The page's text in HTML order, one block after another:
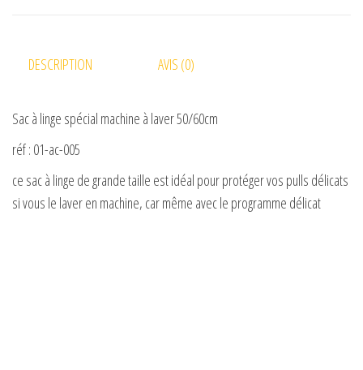
DESCRIPTION AVIS (0)
Sac à linge spécial machine à laver 50/60cm
réf : 01-ac-005
ce sac à linge de grande taille est idéal pour protéger vos pulls délicats
si vous le laver en machine, car même avec le programme délicat